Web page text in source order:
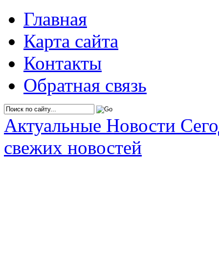
Главная
Карта сайта
Контакты
Обратная связь
Актуальные Новости
свежих новостей